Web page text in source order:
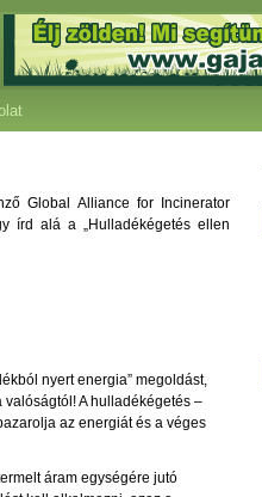
Global Alliance for Incinerator
írd alá a „Hulladékégetés ellen
nyert energia” megoldást,
valóságtól! A hulladékégetés –
az energiát és a véges
áram egységére jutó